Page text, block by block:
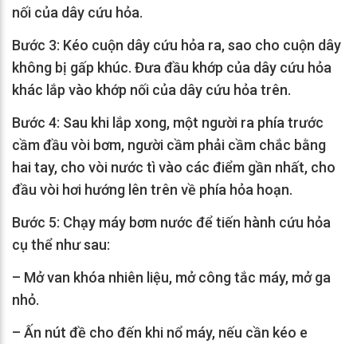
nối của dây cứu hỏa.
Bước 3: Kéo cuộn dây cứu hỏa ra, sao cho cuộn dây
không bị gấp khúc. Đưa đầu khớp của dây cứu hỏa
khác lắp vào khớp nối của dây cứu hỏa trên.
Bước 4: Sau khi lắp xong, một người ra phía trước
cầm đầu vòi bơm, người cầm phải cầm chắc bằng
hai tay, cho vòi nước tì vào các điểm gần nhất, cho
đầu vòi hơi hướng lên trên về phía hỏa hoạn.
Bước 5: Chạy máy bơm nước để tiến hành cứu hỏa
cụ thể như sau:
– Mở van khóa nhiên liệu, mở công tắc máy, mở ga
nhỏ.
– Ấn nút đề cho đến khi nổ máy, nếu cần kéo e